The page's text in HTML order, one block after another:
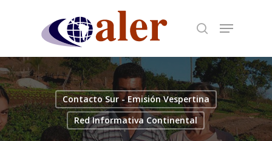
content
Contacto Sur - Emisión Vespertina
Red Informativa Continental